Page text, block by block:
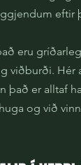
eftir
eru
viðburði.
það er alltaf
og við